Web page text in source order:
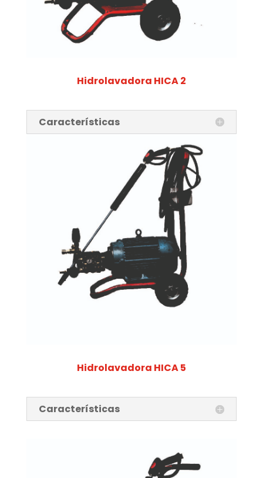
Hidrolavadora HICA 2
Características
Hidrolavadora HICA 5
Características